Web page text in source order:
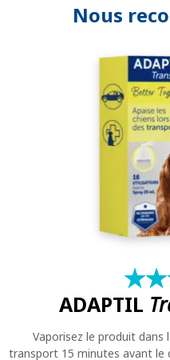
Nous
★★
☆☆
ADAPTIL
Vaporisez le produit dans
transport 15 minutes avant le